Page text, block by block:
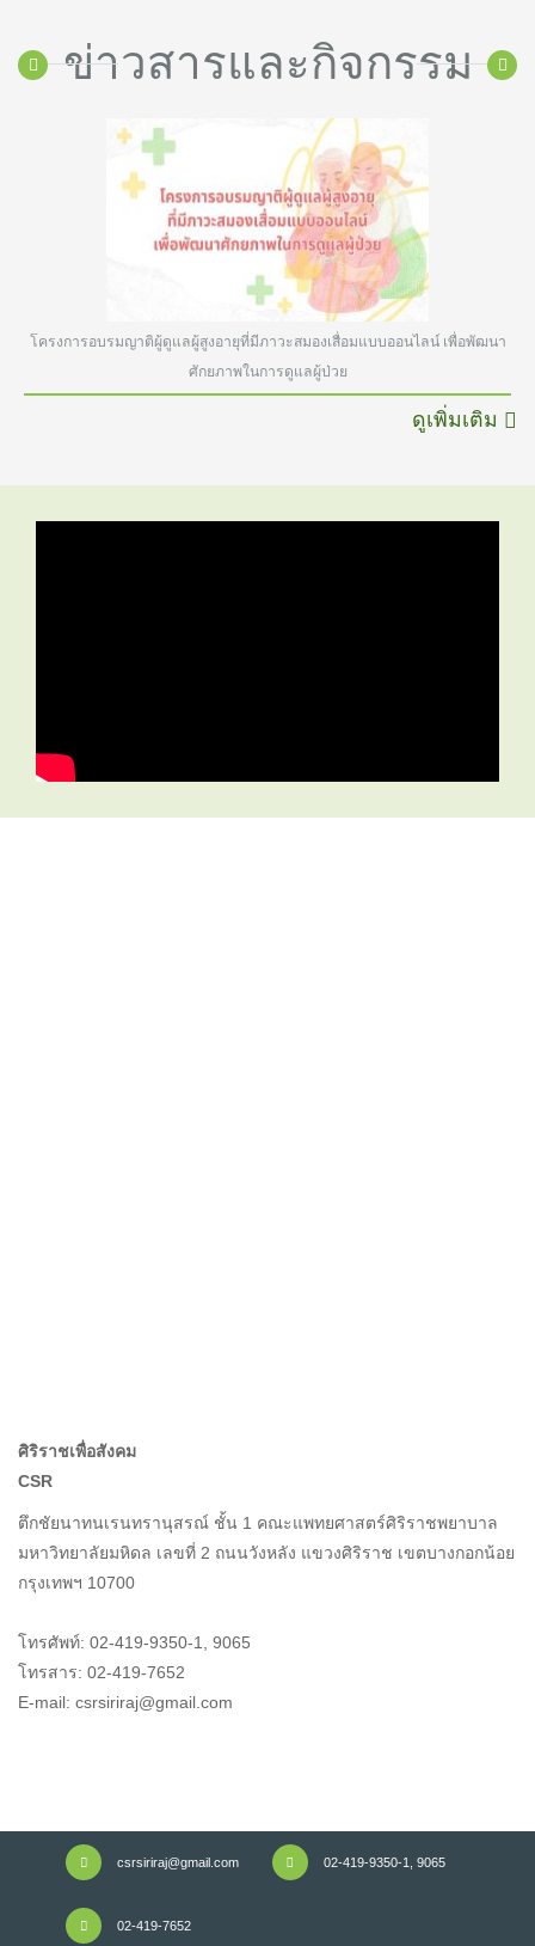
ข่าวสารและกิจกรรม
โครงการอบรมญาติผู้ดูแลผู้สูงอายุที่มีภาวะสมองเสื่อมแบบออนไลน์ เพื่อพัฒนา
ศักยภาพในการดูแลผู้ป่วย
ดูเพิ่มเติม
ศิริราชเพื่อสังคม
CSR
ตึกชัยนาทนเรนทรานุสรณ์ ชั้น 1 คณะแพทยศาสตร์ศิริราชพยาบาล
มหาวิทยาลัยมหิดล เลขที่ 2 ถนนวังหลัง แขวงศิริราช เขตบางกอกน้อย
กรุงเทพฯ 10700
โทรศัพท์: 02-419-9350-1, 9065
โทรสาร: 02-419-7652
E-mail: csrsiriraj@gmail.com
csrsiriraj@gmail.com 02-419-9350-1, 9065
02-419-7652